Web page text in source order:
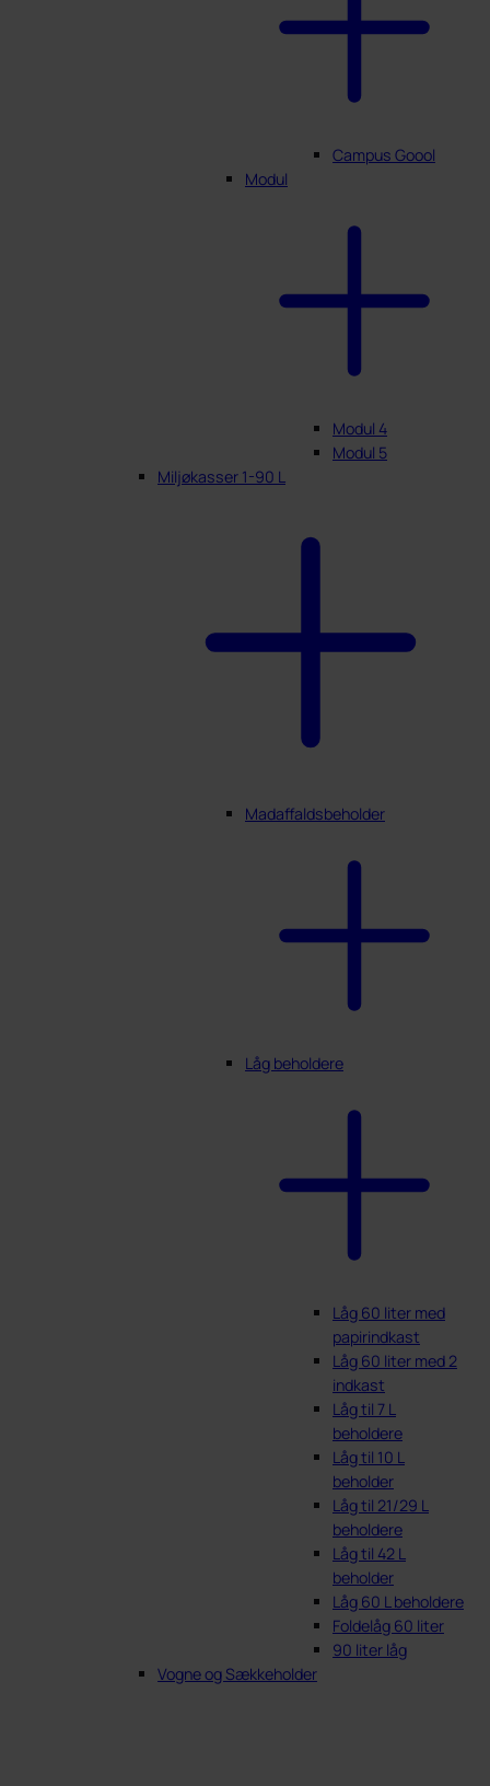
Campus Goool
Modul
Modul 4
Modul 5
Miljøkasser 1-90 L
Madaffaldsbeholder
Låg beholdere
Låg 60 liter med
papirindkast
Låg 60 liter med 2
indkast
Låg til 7 L
beholdere
Låg til 10 L
beholder
Låg til 21/29 L
beholdere
Låg til 42 L
beholder
Låg 60 L beholdere
Foldelåg 60 liter
90 liter låg
Vogne og Sækkeholder